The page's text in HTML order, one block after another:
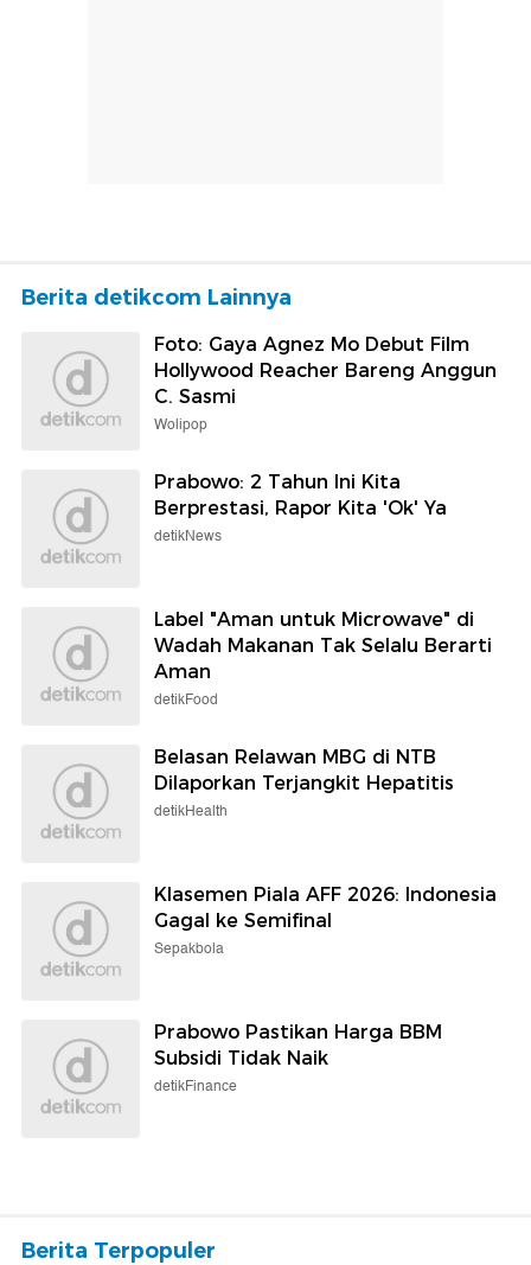
Berita detikcom Lainnya
Foto: Gaya Agnez Mo Debut Film
Hollywood Reacher Bareng Anggun
C. Sasmi
Wolipop
Prabowo: 2 Tahun Ini Kita
Berprestasi, Rapor Kita 'Ok' Ya
detikNews
Label "Aman untuk Microwave" di
Wadah Makanan Tak Selalu Berarti
Aman
detikFood
Belasan Relawan MBG di NTB
Dilaporkan Terjangkit Hepatitis
detikHealth
Klasemen Piala AFF 2026: Indonesia
Gagal ke Semifinal
Sepakbola
Prabowo Pastikan Harga BBM
Subsidi Tidak Naik
detikFinance
Berita Terpopuler